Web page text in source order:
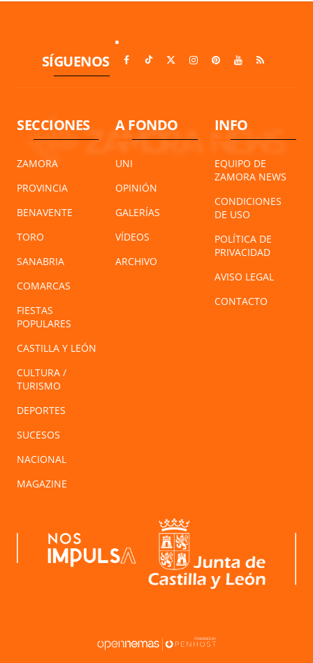
SÍGUENOS
SECCIONES
ZAMORA
PROVINCIA
BENAVENTE
TORO
SANABRIA
COMARCAS
FIESTAS
POPULARES
CASTILLA Y LEÓN
CULTURA /
TURISMO
DEPORTES
SUCESOS
NACIONAL
MAGAZINE
A FONDO
UNI
OPINIÓN
GALERÍAS
VÍDEOS
ARCHIVO
INFO
EQUIPO DE
ZAMORA NEWS
CONDICIONES
DE USO
POLÍTICA DE
PRIVACIDAD
AVISO LEGAL
CONTACTO